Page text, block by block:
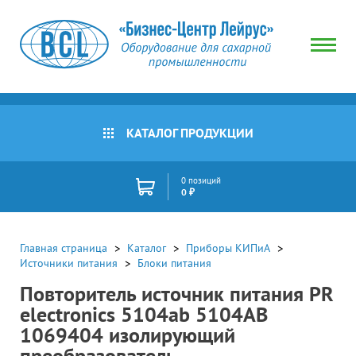
КАТАЛОГ ПРОДУКЦИИ
0 позиций
0 ₽
Главная страница Каталог
Приборы КИПиА
Источники питания
Блоки питания
Повторитель источник питания PR
electronics 5104ab 5104AB
1069404 изолирующий